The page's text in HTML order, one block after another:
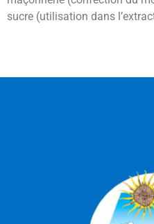
sucre (utilisation dans